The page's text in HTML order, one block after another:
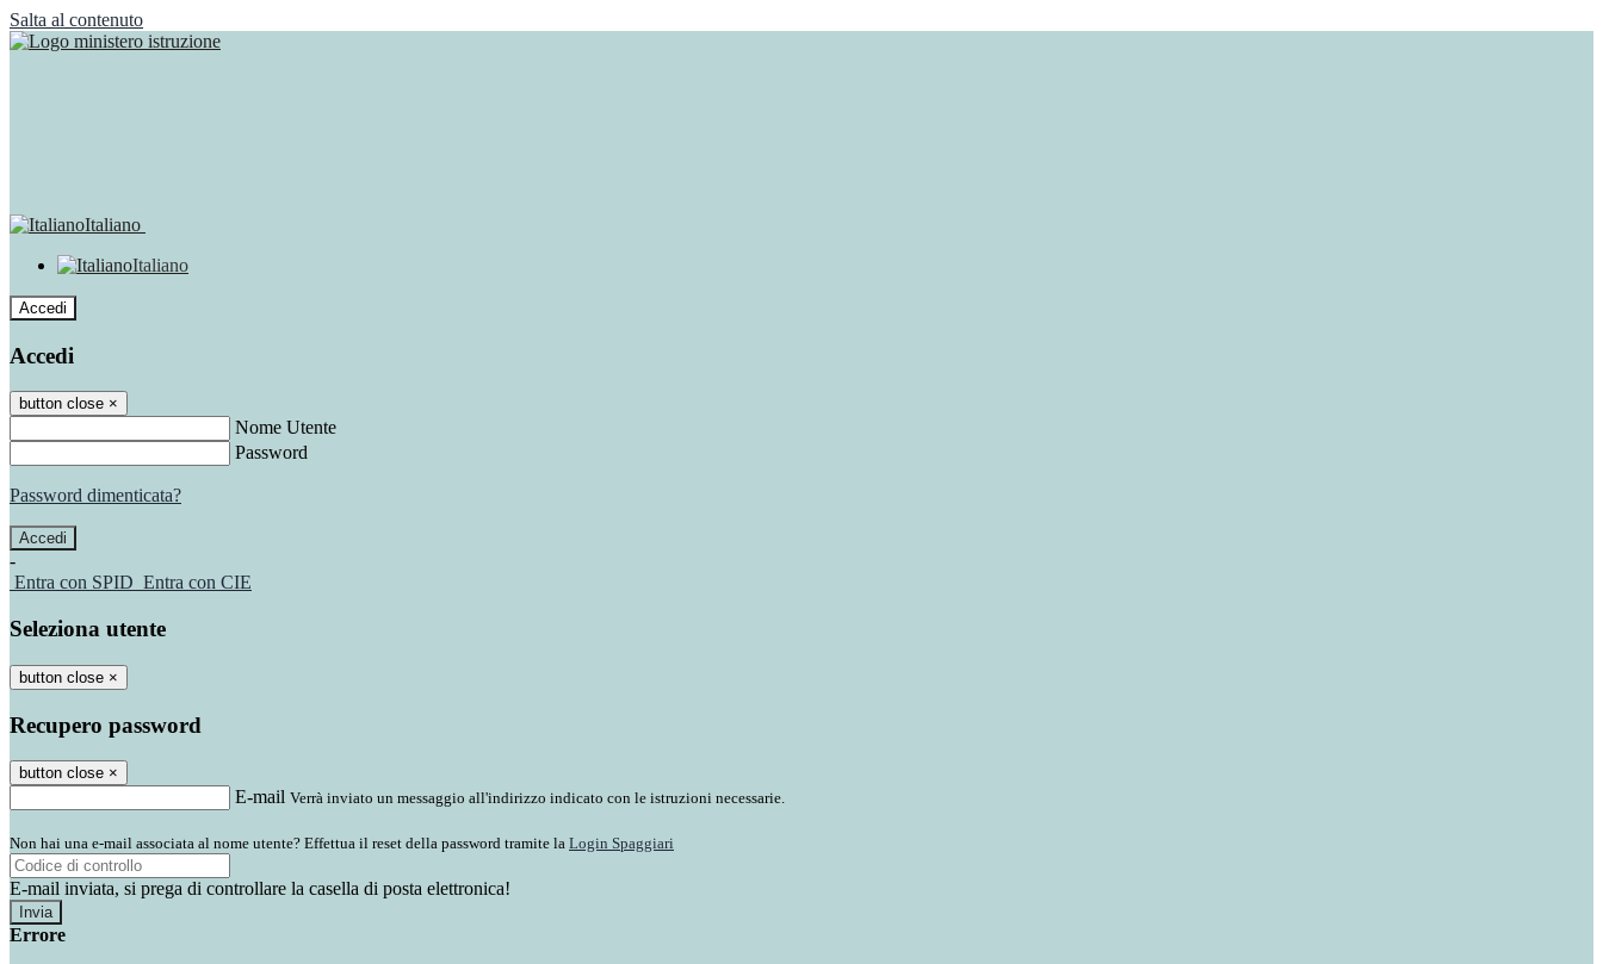
Salta al contenuto
Italiano
Italiano
Accedi
Accedi
button close ×
Nome Utente
Password
Password dimenticata?
-
Entra con SPID Entra con CIE
Seleziona utente
button close ×
Recupero password
button close ×
E-mail Verrà inviato un messaggio all'indirizzo indicato con le istruzioni necessarie.
Non hai una e-mail associata al nome utente? Effettua il reset della password tramite la Login Spaggiari
E-mail inviata, si prega di controllare la casella di posta elettronica!
Errore